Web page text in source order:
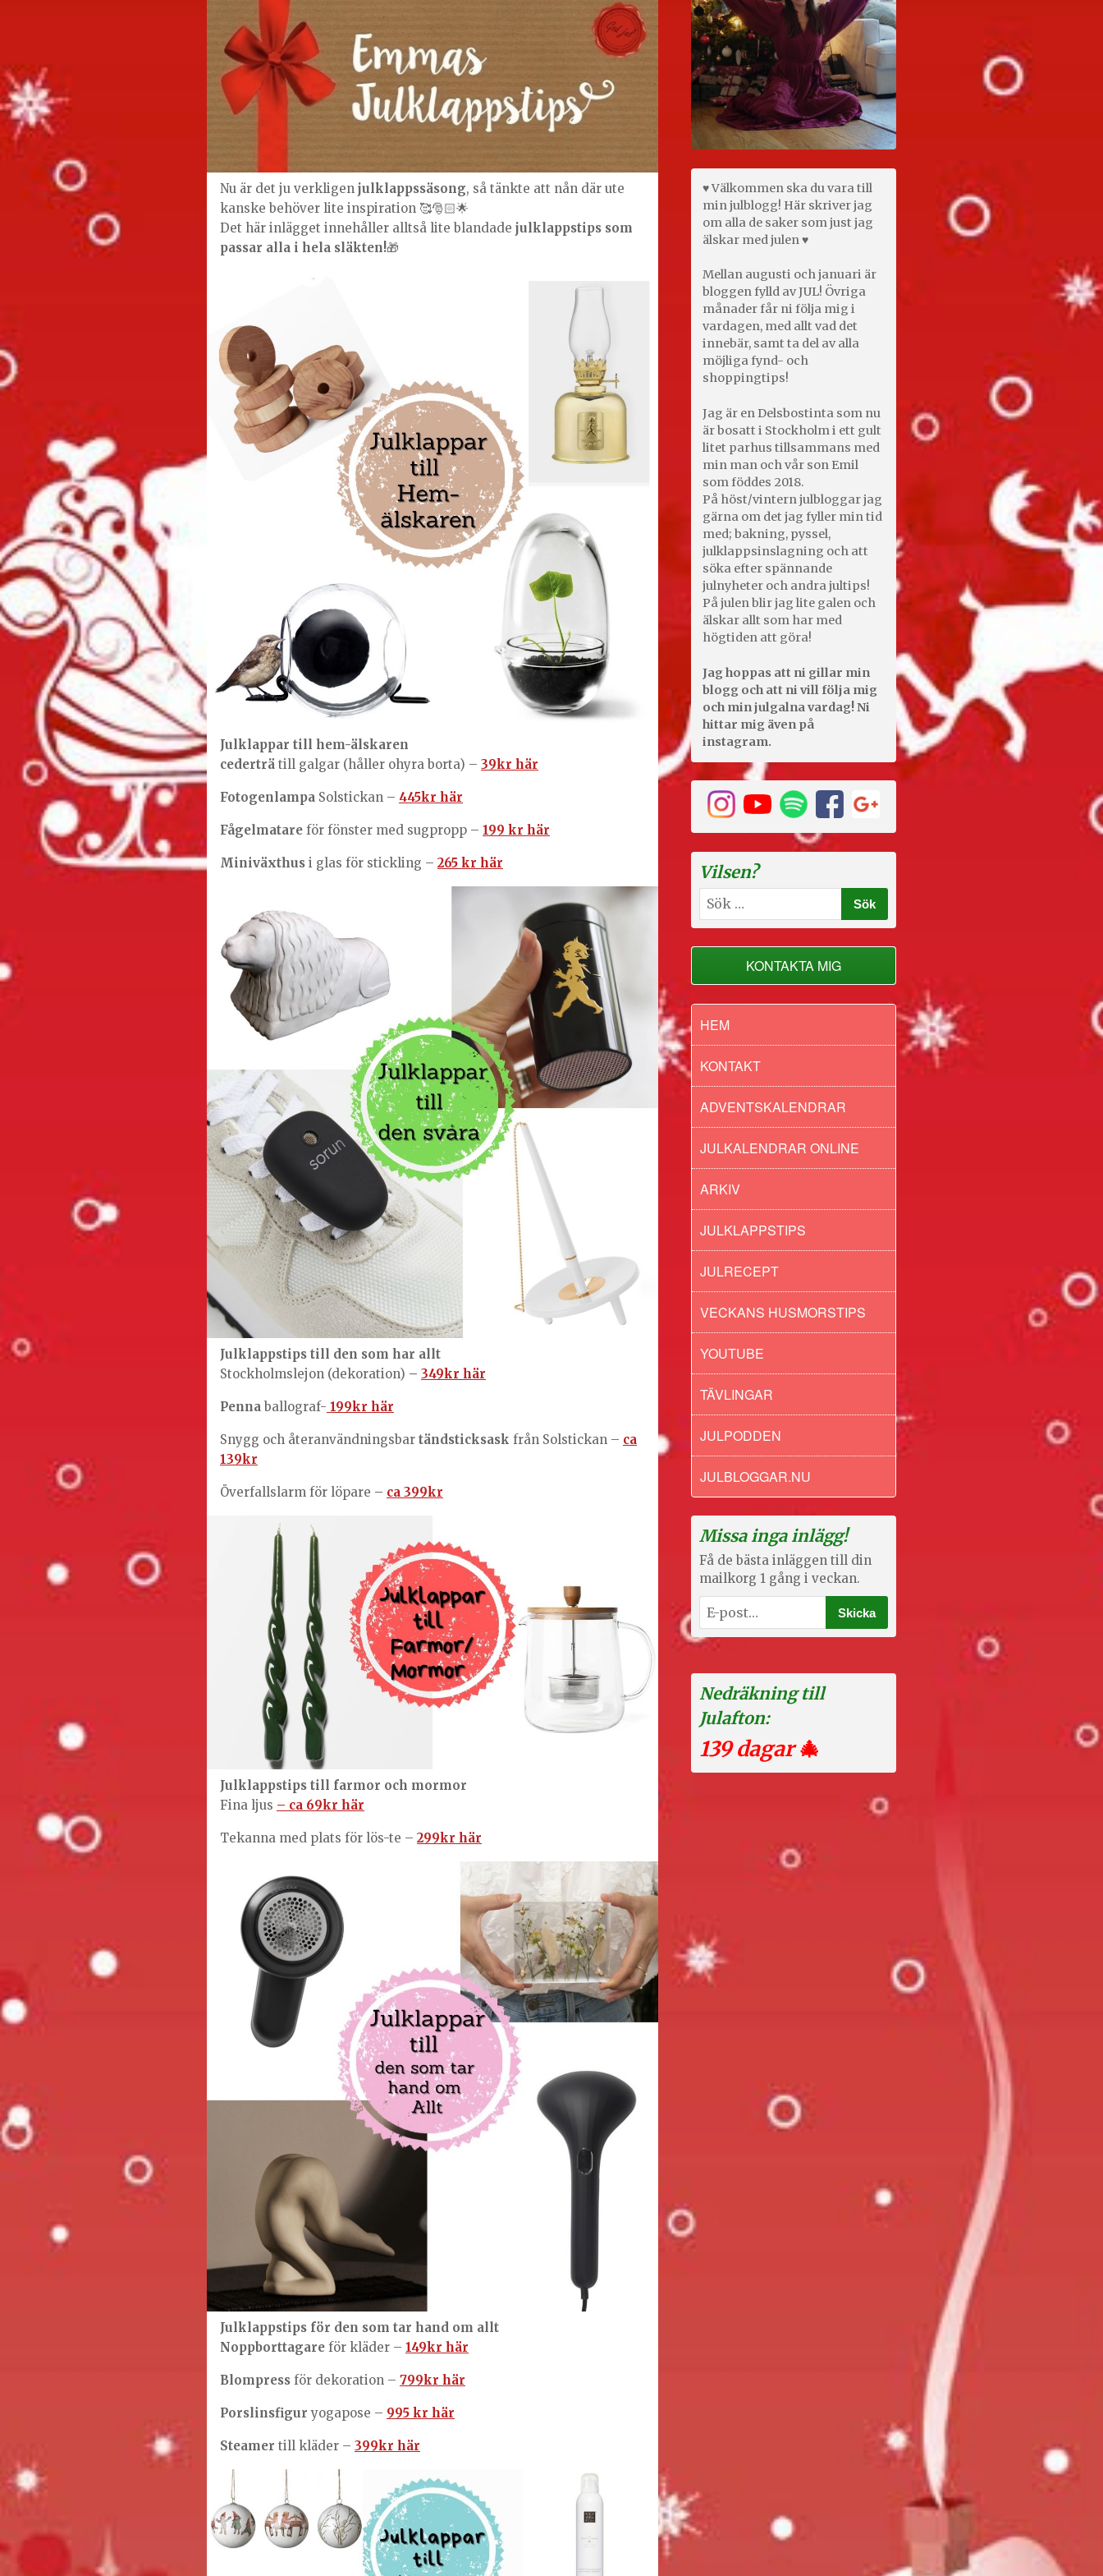
Nu är det ju verkligen julklappssäsong, så tänkte att nån där ute
kanske behöver lite inspiration 🥰🎅🏻🌟
Det här inlägget innehåller alltså lite blandade julklappstips som
passar alla i hela släkten!🎁
Julklappar till hem-älskaren
cederträ till galgar (håller ohyra borta) – 39kr här
Fotogenlampa Solstickan – 445kr här
Fågelmatare för fönster med sugpropp – 199 kr här
Miniväxthus i glas för stickling – 265 kr här
Julklappstips till den som har allt
Stockholmslejon (dekoration) – 349kr här
Penna ballograf- 199kr här
Snygg och återanvändningsbar tändsticksask från Solstickan – ca
139kr
Överfallslarm för löpare – ca 399kr
Julklappstips till farmor och mormor
Fina ljus – ca 69kr här
Tekanna med plats för lös-te – 299kr här
Julklappstips för den som tar hand om allt
Noppborttagare för kläder – 149kr här
Blompress för dekoration – 799kr här
Porslinsfigur yogapose – 995 kr här
Steamer till kläder – 399kr här
♥ Välkommen ska du vara till
min julblogg! Här skriver jag
om alla de saker som just jag
älskar med julen ♥
Mellan augusti och januari är
bloggen fylld av JUL! Övriga
månader får ni följa mig i
vardagen, med allt vad det
innebär, samt ta del av alla
möjliga fynd- och
shoppingtips!
Jag är en Delsbostinta som nu
är bosatt i Stockholm i ett gult
litet parhus tillsammans med
min man och vår son Emil
som föddes 2018.
På höst/vintern julbloggar jag
gärna om det jag fyller min tid
med; bakning, pyssel,
julklappsinslagning och att
söka efter spännande
julnyheter och andra jultips!
På julen blir jag lite galen och
älskar allt som har med
högtiden att göra!
Jag hoppas att ni gillar min
blogg och att ni vill följa mig
och min julgalna vardag! Ni
hittar mig även på
instagram.
Vilsen?
Sök
efter:
KONTAKTA MIG
HEM
KONTAKT
ADVENTSKALENDRAR
JULKALENDRAR ONLINE
ARKIV
JULKLAPPSTIPS
JULRECEPT
VECKANS HUSMORSTIPS
YOUTUBE
TÄVLINGAR
JULPODDEN
JULBLOGGAR.NU
Missa inga inlägg!
Få de bästa inläggen till din
mailkorg 1 gång i veckan.
Nedräkning till
Julafton:
139 dagar🎄